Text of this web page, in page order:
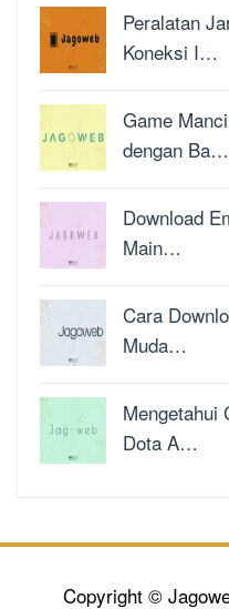
Peralatan
Koneksi I…
Game
dengan Ba…
Download
Main…
Cara
Muda…
Mengetahui
Dota A…
Copyright ©